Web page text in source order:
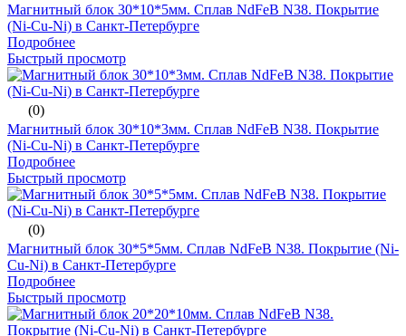
Магнитный блок 30*10*5мм. Сплав NdFeB N38. Покрытие
(Ni-Cu-Ni) в Санкт-Петербурге
Подробнее
Быстрый просмотр
(0)
Магнитный блок 30*10*3мм. Сплав NdFeB N38. Покрытие
(Ni-Cu-Ni) в Санкт-Петербурге
Подробнее
Быстрый просмотр
(0)
Магнитный блок 30*5*5мм. Сплав NdFeB N38. Покрытие (Ni-
Cu-Ni) в Санкт-Петербурге
Подробнее
Быстрый просмотр